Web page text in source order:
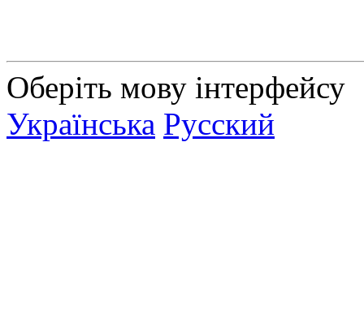
Оберіть мову інтерфейсу
Українська Русский